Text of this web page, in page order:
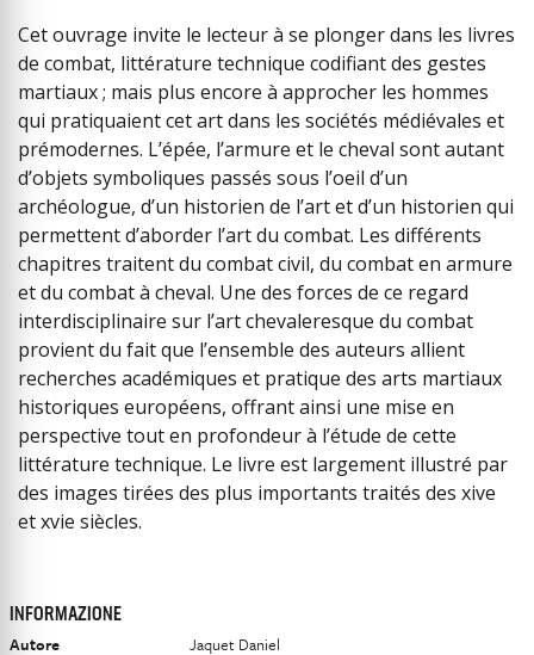
Cet ouvrage invite le lecteur à se plonger dans les livres
de combat, littérature technique codifiant des gestes
martiaux ; mais plus encore à approcher les hommes
qui pratiquaient cet art dans les sociétés médiévales et
prémodernes. L’épée, l’armure et le cheval sont autant
d’objets symboliques passés sous l’oeil d’un
archéologue, d’un historien de l’art et d’un historien qui
permettent d’aborder l’art du combat. Les différents
chapitres traitent du combat civil, du combat en armure
et du combat à cheval. Une des forces de ce regard
interdisciplinaire sur l’art chevaleresque du combat
provient du fait que l’ensemble des auteurs allient
recherches académiques et pratique des arts martiaux
historiques européens, offrant ainsi une mise en
perspective tout en profondeur à l’étude de cette
littérature technique. Le livre est largement illustré par
des images tirées des plus importants traités des xive
et xvie siècles.
INFORMAZIONE
Autore
Jaquet Daniel